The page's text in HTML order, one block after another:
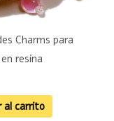
Charms para
resina
al carrito